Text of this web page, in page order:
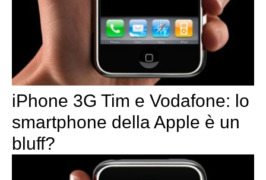
iPhone 3G Tim e Vodafone: lo
smartphone della Apple è un
bluff?